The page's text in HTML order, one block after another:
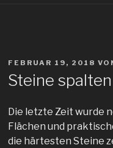
VERÖFFENTLICHT
FEBRUAR 19, 2018
Steine spalten
Die letzte Zeit wurde
Flächen und
die härtesten Steine